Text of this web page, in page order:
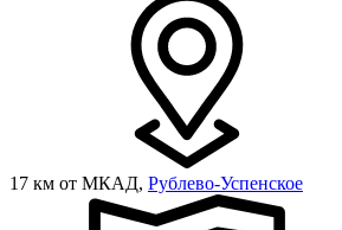
17 км от МКАД, Рублево-Успенское